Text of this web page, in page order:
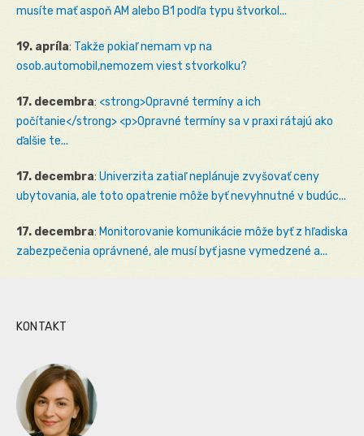
musíte mať aspoň AM alebo B1 podľa typu štvorkol...
19. apríla: Takže pokiaľ nemam vp na
osob.automobil,nemozem viest stvorkolku?
17. decembra: <strong>Opravné termíny a ich
počítanie</strong> <p>Opravné termíny sa v praxi rátajú ako
ďalšie te...
17. decembra: Univerzita zatiaľ neplánuje zvyšovať ceny
ubytovania, ale toto opatrenie môže byť nevyhnutné v budúc...
17. decembra: Monitorovanie komunikácie môže byť z hľadiska
zabezpečenia oprávnené, ale musí byť jasne vymedzené a...
KONTAKT